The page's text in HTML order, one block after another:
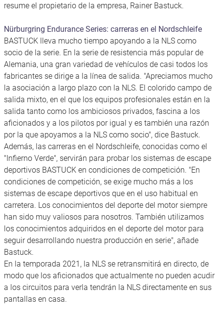
resume el propietario de la empresa, Rainer Bastuck.
Nürburgring Endurance Series: carreras en el Nordschleife
BASTUCK lleva mucho tiempo apoyando a la NLS como
socio de la serie. En la serie de resistencia más popular de
Alemania, una gran variedad de vehículos de casi todos los
fabricantes se dirige a la línea de salida. "Apreciamos mucho
la asociación a largo plazo con la NLS. El colorido campo de
salida mixto, en el que los equipos profesionales están en la
salida tanto como los ambiciosos privados, fascina a los
aficionados y a los pilotos por igual y es también una razón
por la que apoyamos a la NLS como socio", dice Bastuck.
Además, las carreras en el Nordschleife, conocidas como el
"Infierno Verde", servirán para probar los sistemas de escape
deportivos BASTUCK en condiciones de competición. "En
condiciones de competición, se exige mucho más a los
sistemas de escape deportivos que en el uso habitual en
carretera. Los conocimientos del deporte del motor siempre
han sido muy valiosos para nosotros. También utilizamos
los conocimientos adquiridos en el deporte del motor para
seguir desarrollando nuestra producción en serie", añade
Bastuck.
En la temporada 2021, la NLS se retransmitirá en directo, de
modo que los aficionados que actualmente no pueden acudir
a los circuitos para verla tendrán la NLS directamente en sus
pantallas en casa.